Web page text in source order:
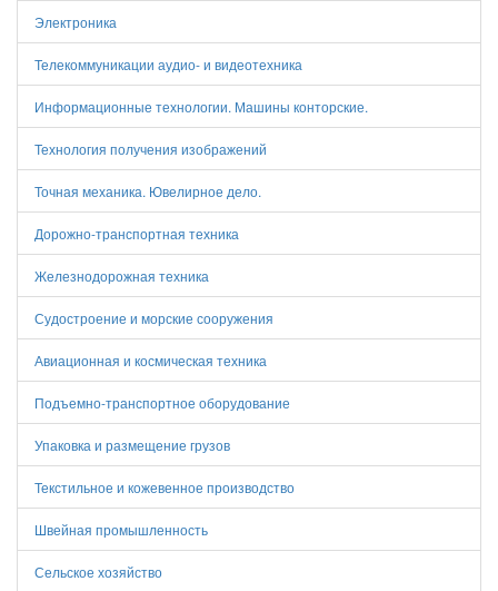
Электроника
Телекоммуникации аудио- и видеотехника
Информационные технологии. Машины конторские.
Технология получения изображений
Точная механика. Ювелирное дело.
Дорожно-транспортная техника
Железнодорожная техника
Судостроение и морские сооружения
Авиационная и космическая техника
Подъемно-транспортное оборудование
Упаковка и размещение грузов
Текстильное и кожевенное производство
Швейная промышленность
Сельское хозяйство